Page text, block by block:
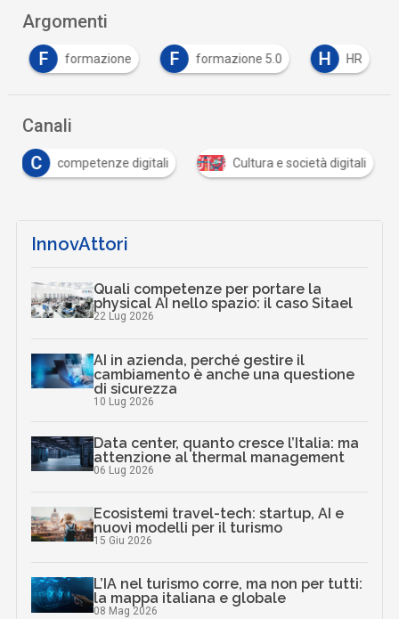
Argomenti
F formazione F formazione 5.0 H HR
Canali
C
competenze digitali Cultura e società digitali
InnovAttori
Quali competenze per portare la
physical AI nello spazio: il caso Sitael
22 Lug 2026
AI in azienda, perché gestire il
cambiamento è anche una questione
di sicurezza
10 Lug 2026
Data center, quanto cresce l’Italia: ma
attenzione al thermal management
06 Lug 2026
Ecosistemi travel-tech: startup, AI e
nuovi modelli per il turismo
15 Giu 2026
L’IA nel turismo corre, ma non per tutti:
la mappa italiana e globale
08 Mag 2026